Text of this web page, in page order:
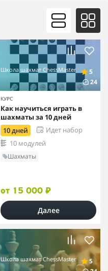
Школа шахмат ChessMaster
5
24
КУРС
Как научиться играть в
шахматы за 10 дней
10 дней
Идет набор
10 модулей
Шахматы
от 15 000 ₽
Далее
Школа шахмат ChessMaster
5